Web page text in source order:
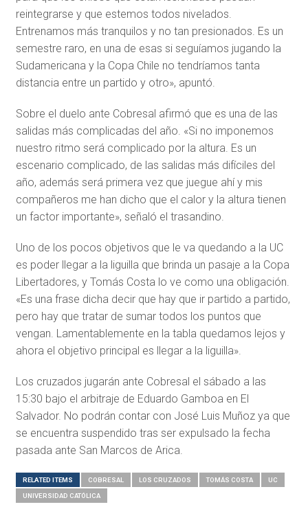
reintegrarse y que estemos todos nivelados.
Entrenamos más tranquilos y no tan presionados. Es un
semestre raro, en una de esas si seguíamos jugando la
Sudamericana y la Copa Chile no tendríamos tanta
distancia entre un partido y otro», apuntó.
Sobre el duelo ante Cobresal afirmó que es una de las
salidas más complicadas del año. «Si no imponemos
nuestro ritmo será complicado por la altura. Es un
escenario complicado, de las salidas más difíciles del
año, además será primera vez que juegue ahí y mis
compañeros me han dicho que el calor y la altura tienen
un factor importante», señaló el trasandino.
Uno de los pocos objetivos que le va quedando a la UC
es poder llegar a la liguilla que brinda un pasaje a la Copa
Libertadores, y Tomás Costa lo ve como una obligación.
«Es una frase dicha decir que hay que ir partido a partido,
pero hay que tratar de sumar todos los puntos que
vengan. Lamentablemente en la tabla quedamos lejos y
ahora el objetivo principal es llegar a la liguilla».
Los cruzados jugarán ante Cobresal el sábado a las
15:30 bajo el arbitraje de Eduardo Gamboa en El
Salvador. No podrán contar con José Luis Muñoz ya que
se encuentra suspendido tras ser expulsado la fecha
pasada ante San Marcos de Arica.
RELATED ITEMS COBRESAL LOS CRUZADOS TOMÁS COSTA UC
UNIVERSIDAD CATÓLICA